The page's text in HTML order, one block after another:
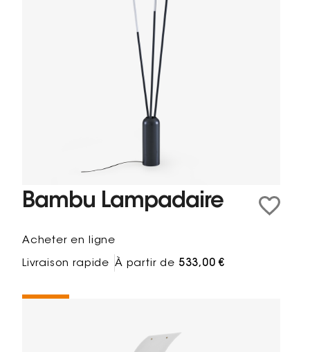
Bambu Lampadaire
Acheter en ligne
Livraison rapide À partir de 533,00 €